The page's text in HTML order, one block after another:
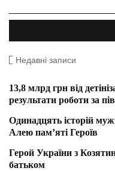
Недавні записи
13,8 млрд грн від
результати роботи за
Одинадцять історій
Алею пам’яті Героїв
Герой України з
батьком